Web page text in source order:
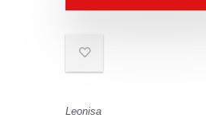
Leonisa